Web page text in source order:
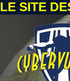
LE SITE